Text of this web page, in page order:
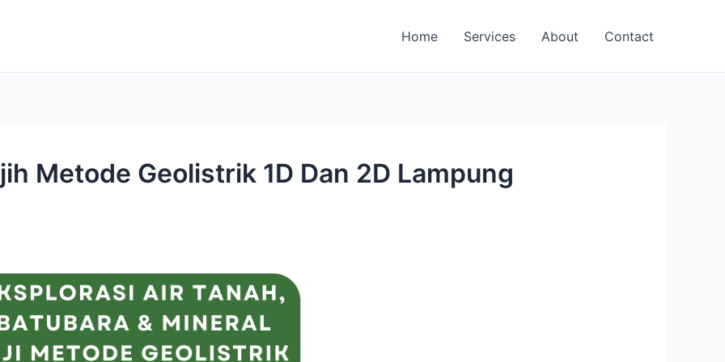
Home Services About Contact
Metode Geolistrik 1D Dan 2D Lampung